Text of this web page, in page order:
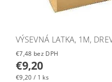
VÝSEVNÁ LATKA, 1M,
€7,48 bez DPH
€9,20
€9,20 / 1 ks